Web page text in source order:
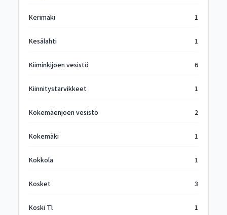
Kerimäki 1
Kesälahti 1
Kiiminkijoen vesistö 6
Kiinnitystarvikkeet 1
Kokemäenjoen vesistö 2
Kokemäki 1
Kokkola 1
Kosket 3
Koski Tl 1